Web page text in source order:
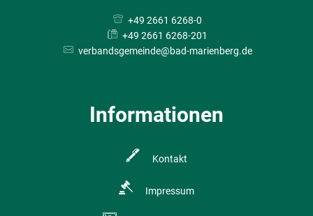
+49 2661 6268-0
+49 2661 6268-201
verbandsgemeinde@bad-marienberg.de
Informationen
Kontakt
Impressum